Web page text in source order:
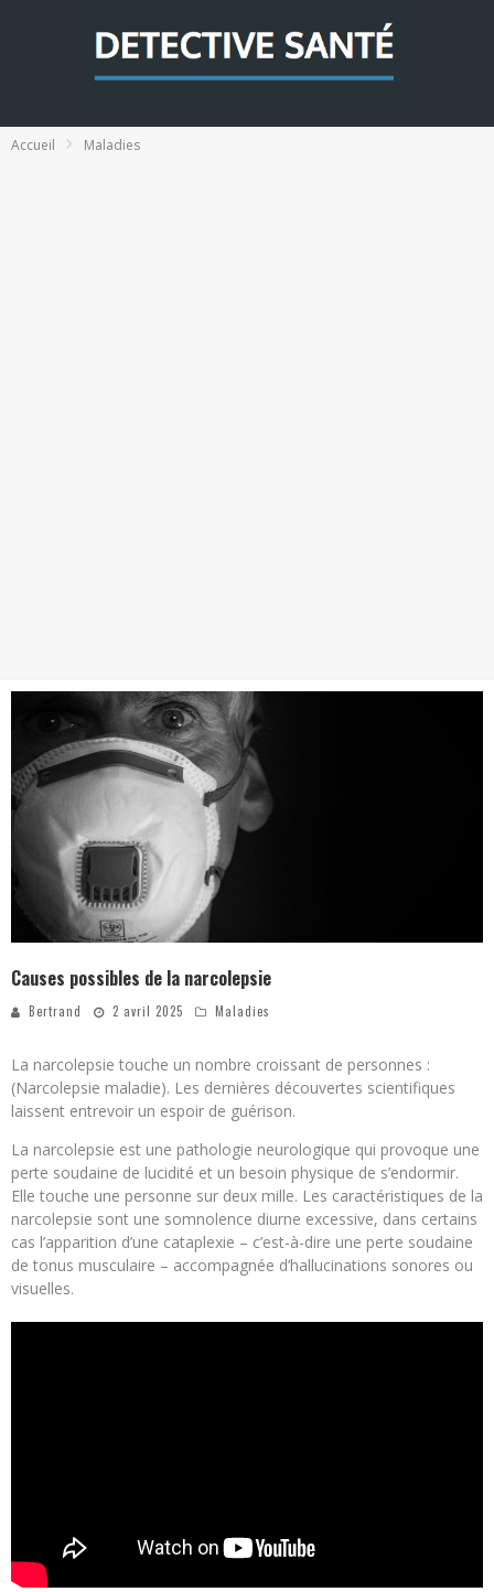
Accueil Maladies
Causes possibles de la narcolepsie
Bertrand 2 avril 2025 Maladies
La narcolepsie touche un nombre croissant de personnes :
(Narcolepsie maladie). Les dernières découvertes scientifiques
laissent entrevoir un espoir de guérison.
La narcolepsie est une pathologie neurologique qui provoque une
perte soudaine de lucidité et un besoin physique de s’endormir.
Elle touche une personne sur deux mille. Les caractéristiques de la
narcolepsie sont une somnolence diurne excessive, dans certains
cas l’apparition d’une cataplexie – c’est-à-dire une perte soudaine
de tonus musculaire – accompagnée d’hallucinations sonores ou
visuelles.